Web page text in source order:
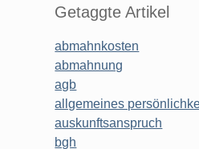
Getaggte Artikel
abmahnkosten
abmahnung
agb
allgemeines
auskunftsanspruch
bgh